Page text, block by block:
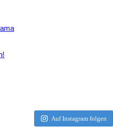
Auf Instagram folgen